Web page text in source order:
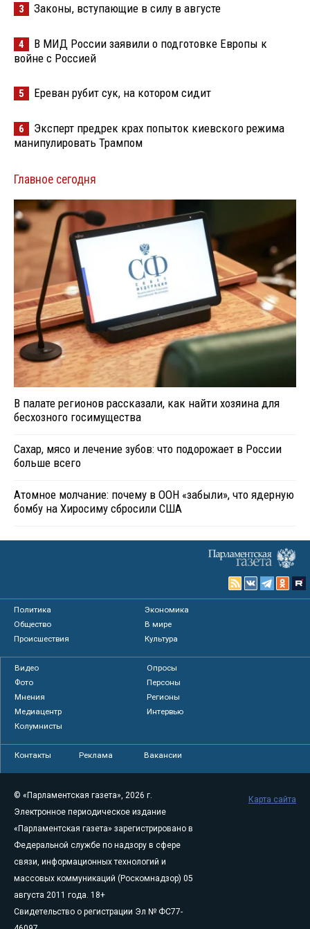
3 Законы, вступающие в силу в августе
4
В МИД России заявили о подготовке Европы к
войне с Россией
5 Ереван рубит сук, на котором сидит
6
Эксперт предрек крах попыток киевского режима
манипулировать Трампом
Главное сегодня
В палате регионов рассказали, как найти хозяина для
бесхозного госимущества
Сахар, мясо и лечение зубов: что подорожает в России
больше всего
Атомное молчание: почему в ООН «забыли», что ядерную
бомбу на Хиросиму сбросили США
Политика
Экономика
Общество
В мире
Происшествия
Культура
Видео
Опросы
Фото
Персоны
Мнения
Регионы
Медиацентр
Интервью
Колумнисты
Контакты Реклама Вакансии
© «Парламентская газета», 2026 г.
Электронное периодическое издание
«Парламентская газета» зарегистрировано в
Федеральной службе по надзору в сфере
связи, информационных технологий и
массовых коммуникаций (Роскомнадзор) 05
августа 2011 года. 18+
Свидетельство о регистрации Эл № ФС77-
Карта сайта